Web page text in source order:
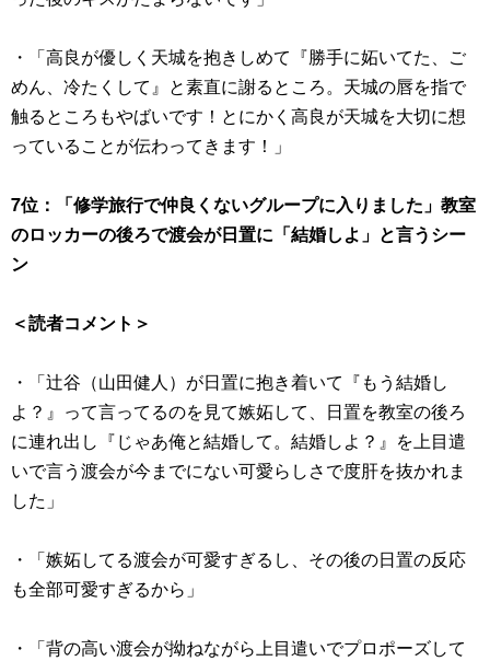
・「高良が優しく天城を抱きしめて『勝手に妬いてた、ご
めん、冷たくして』と素直に謝るところ。天城の唇を指で
触るところもやばいです！とにかく高良が天城を大切に想
っていることが伝わってきます！」
7位：「修学旅行で仲良くないグループに入りました」教室
のロッカーの後ろで渡会が日置に「結婚しよ」と言うシー
ン
＜読者コメント＞
・「辻谷（山田健人）が日置に抱き着いて『もう結婚し
よ？』って言ってるのを見て嫉妬して、日置を教室の後ろ
に連れ出し『じゃあ俺と結婚して。結婚しよ？』を上目遣
いで言う渡会が今までにない可愛らしさで度肝を抜かれま
した」
・「嫉妬してる渡会が可愛すぎるし、その後の日置の反応
も全部可愛すぎるから」
・「背の高い渡会が拗ねながら上目遣いでプロポーズして